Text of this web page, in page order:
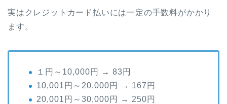
実はクレジットカード払いには一定の手数料がかかり
ます。
１円～10,000円 → 83円
10,001円～20,000円 → 167円
20,001円～30,000円 → 250円